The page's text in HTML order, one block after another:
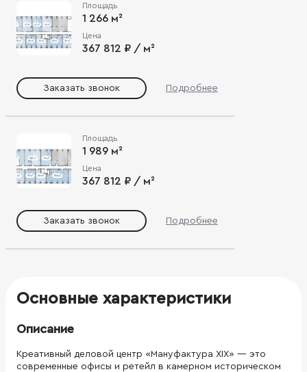
Площадь
1 266 м²
Цена
367 812 ₽ / м²
Заказать звонок Подробнее
Площадь
1 989 м²
Цена
367 812 ₽ / м²
Заказать звонок Подробнее
Основные характеристики
Описание
Креативный деловой центр «Мануфактура XIX» — это
современные офисы и ретейл в камерном историческом